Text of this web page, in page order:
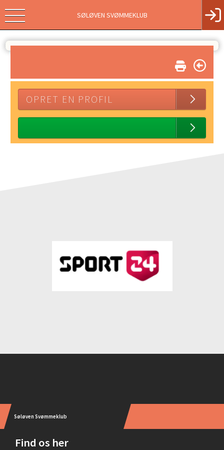
SØLØVEN SVØMMEKLUB
OPRET EN PROFIL
Søløven Svømmeklub
Find os her